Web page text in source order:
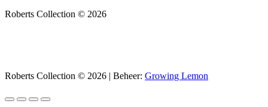
Roberts Collection © 2026
Roberts Collection © 2026 | Beheer: Growing Lemon